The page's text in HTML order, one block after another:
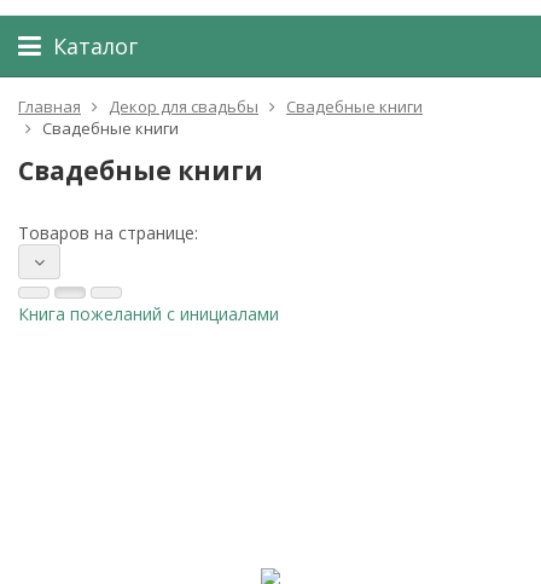
Каталог
Главная Декор для свадьбы
Свадебные книги
Свадебные книги
Свадебные книги
Товаров на странице:
Книга пожеланий с инициалами